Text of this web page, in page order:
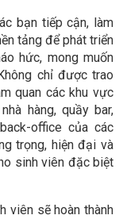
bạn tiếp cận, làm
tảng để phát triển
hức, mong muốn
chỉ được trao
quan các khu vực
hàng, quầy bar,
office của các
trọng, hiện đại và
sinh viên đặc biệt
viên sẽ hoàn thành